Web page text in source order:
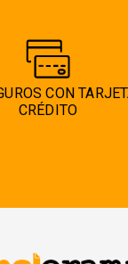
CON
CRÉDITO